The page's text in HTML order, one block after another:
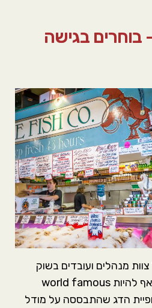
אפס את כל האפשרויות
cached
בוחרים בגישה
מנהלים ועובדים בשוק
דגים מקומי בסיאטל ששאף להיות world famous
הדג שהתבססה על מודל